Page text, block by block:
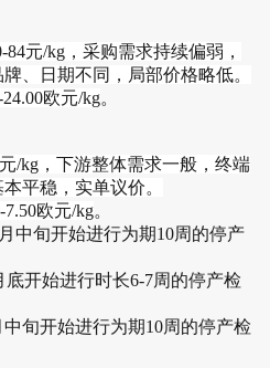
元/kg，采购需求持续偏弱，
、日期不同，局部价格略低。
欧元/kg。
/kg，下游整体需求一般，终端
平稳，实单议价。
欧元/kg。
中旬开始进行为期10周的停产
开始进行时长6-7周的停产检
旬开始进行为期10周的停产检